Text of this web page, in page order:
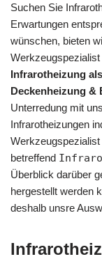
Suchen Sie
Erwartungen
wünschen, bieten
Infrarotheizung
Deckenheizung &
Unterredung mit
Infrarotheizungen
Werkzeugspezialist
betreffend
Überblick darüber
hergestellt werden
deshalb unsre